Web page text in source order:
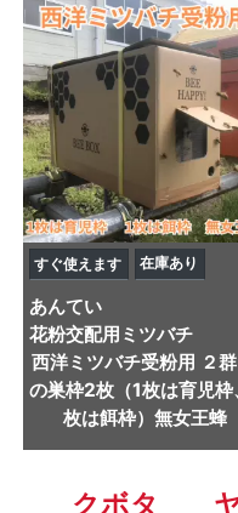
すぐ使えます 在庫あり
あんてい
花粉交配用ミツバチ
西洋ミツバチ受粉用 ２
の巣枠2枚（1枚は育児枠
枚は餌枠）無女王蜂
クボタ